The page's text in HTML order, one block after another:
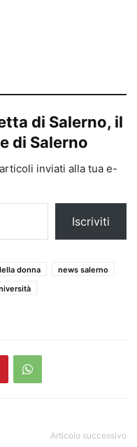
di Salerno, il
di Salerno
inviati alla tua e-
Iscriviti
donna
news salerno
Articolo successivo